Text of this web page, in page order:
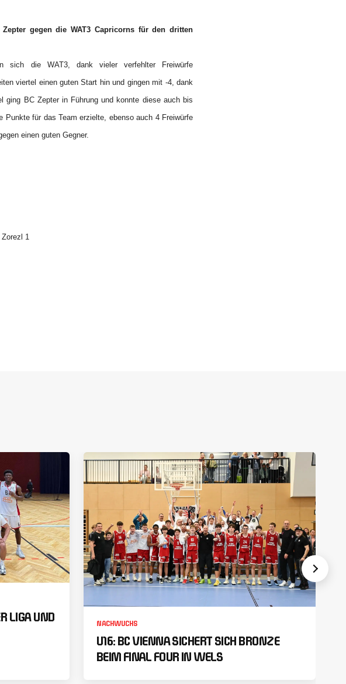
gegen die WAT3 Capricorns für den dritten
sich die WAT3, dank vieler verfehlter Freiwürfe
viertel einen guten Start hin und gingen mit -4, dank
BC Zepter in Führung und konnte diese auch bis
für das Team erzielte, ebenso auch 4 Freiwürfe
einen guten Gegner.
Zorezl 1
LIGA UND
NACHWUCHS
U16: BC VIENNA SICHERT SICH BRONZE
BEIM FINAL FOUR IN WELS